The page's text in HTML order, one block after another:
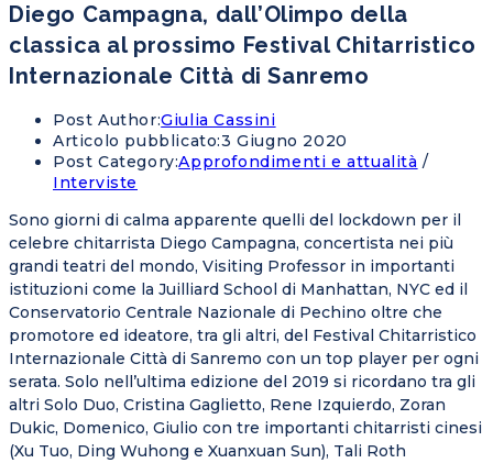
Diego Campagna, dall’Olimpo della
classica al prossimo Festival Chitarristico
Internazionale Città di Sanremo
Post Author:Giulia Cassini
Articolo pubblicato:3 Giugno 2020
Post Category:Approfondimenti e attualità /
Interviste
Sono giorni di calma apparente quelli del lockdown per il
celebre chitarrista Diego Campagna, concertista nei più
grandi teatri del mondo, Visiting Professor in importanti
istituzioni come la Juilliard School di Manhattan, NYC ed il
Conservatorio Centrale Nazionale di Pechino oltre che
promotore ed ideatore, tra gli altri, del Festival Chitarristico
Internazionale Città di Sanremo con un top player per ogni
serata. Solo nell’ultima edizione del 2019 si ricordano tra gli
altri Solo Duo, Cristina Gaglietto, Rene Izquierdo, Zoran
Dukic, Domenico, Giulio con tre importanti chitarristi cinesi
(Xu Tuo, Ding Wuhong e Xuanxuan Sun), Tali Roth